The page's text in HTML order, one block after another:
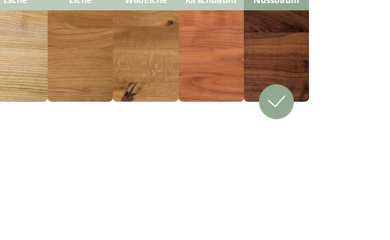
Angemeldet bleiben
Passwort vergessen?
Neuer Kunde? Jetzt registrieren